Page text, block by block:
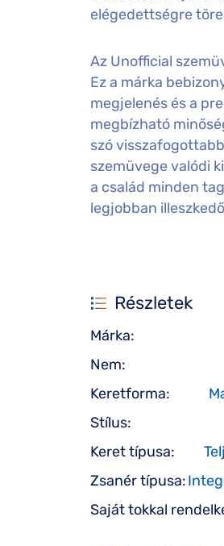
elégedettségre
Az Unofficial
Ez a márka
megjelenés és a
megbízható
szó
szemüvege valódi
a család minden
legjobban
Részletek
Márka:
Nem:
Keretforma:
Stílus:
Keret típusa:
Zsanér típusa:
Saját tokkal